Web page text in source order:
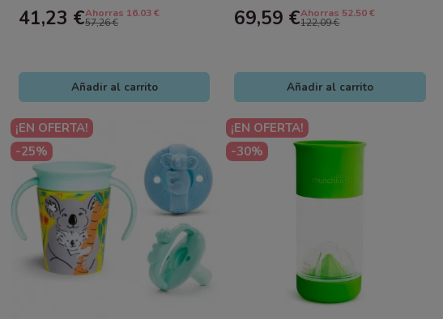
41,23 €Ahorras 16.03 €
57,26 €
Añadir al carrito
Piel...
69,59 €Ahorras 52.50 €
122,09 €
Añadir al carrito
¡EN OFERTA!
-25%
¡EN OFERTA!
-30%